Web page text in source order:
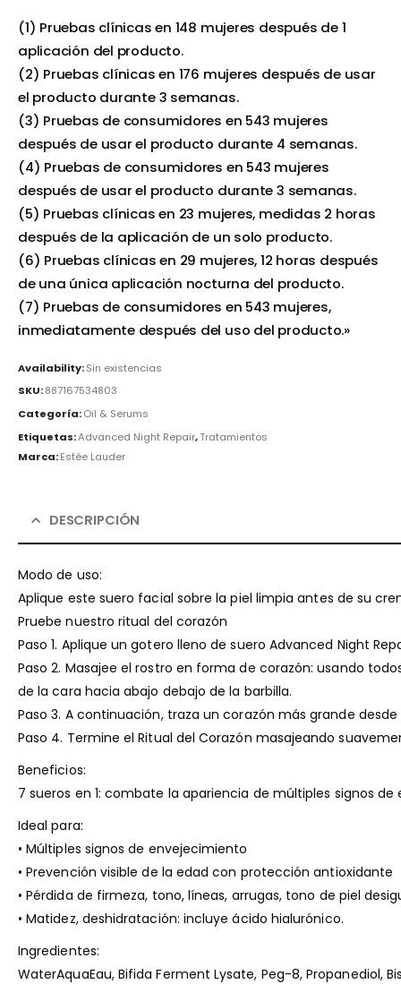
(1) Pruebas clínicas en 148 mujeres después de 1
aplicación del producto.
(2) Pruebas clínicas en 176 mujeres después de usar
el producto durante 3 semanas.
(3) Pruebas de consumidores en 543 mujeres
después de usar el producto durante 4 semanas.
(4) Pruebas de consumidores en 543 mujeres
después de usar el producto durante 3 semanas.
(5) Pruebas clínicas en 23 mujeres, medidas 2 horas
después de la aplicación de un solo producto.
(6) Pruebas clínicas en 29 mujeres, 12 horas después
de una única aplicación nocturna del producto.
(7) Pruebas de consumidores en 543 mujeres,
inmediatamente después del uso del producto.»
Availability:Sin existencias
SKU:887167534803
Categoría:Oil & Serums
Etiquetas:Advanced Night Repair,Tratamientos
Marca:Estée Lauder
DESCRIPCIÓN
Modo de uso:
Aplique este suero facial sobre la piel limpia antes de su
Pruebe nuestro ritual del corazón
Paso 1. Aplique un gotero lleno de suero Advanced Night
Paso 2. Masajee el rostro en forma de corazón: usando
de la cara hacia abajo debajo de la barbilla.
Paso 3. A continuación, traza un corazón más grande
Paso 4. Termine el Ritual del Corazón masajeando
Beneficios:
7 sueros en 1: combate la apariencia de múltiples signos
Ideal para:
• Múltiples signos de envejecimiento
• Prevención visible de la edad con protección antioxidante
• Pérdida de firmeza, tono, líneas, arrugas, tono de piel
• Matidez, deshidratación: incluye ácido hialurónico.
Ingredientes:
WaterAquaEau, Bifida Ferment Lysate, Peg-8, Propanediol,